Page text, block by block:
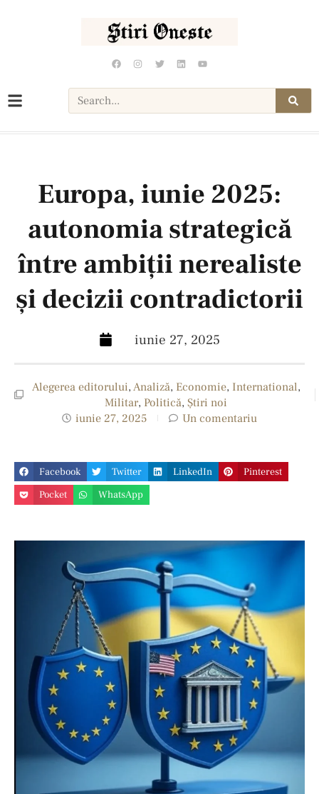
Europa, iunie 2025:
autonomia strategică
între ambiții nerealiste
și decizii contradictorii
iunie 27, 2025
Alegerea editorului, Analiză, Economie, International,
Militar, Politică, Ştiri noi
iunie 27, 2025
Un comentariu
Facebook Twitter LinkedIn
Pinterest
Pocket
WhatsApp